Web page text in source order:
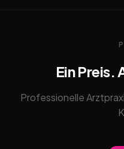
Ein Preis.
Professionelle